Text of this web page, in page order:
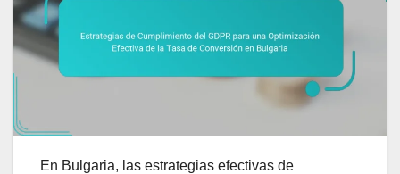
En Bulgaria, las estrategias efectivas de